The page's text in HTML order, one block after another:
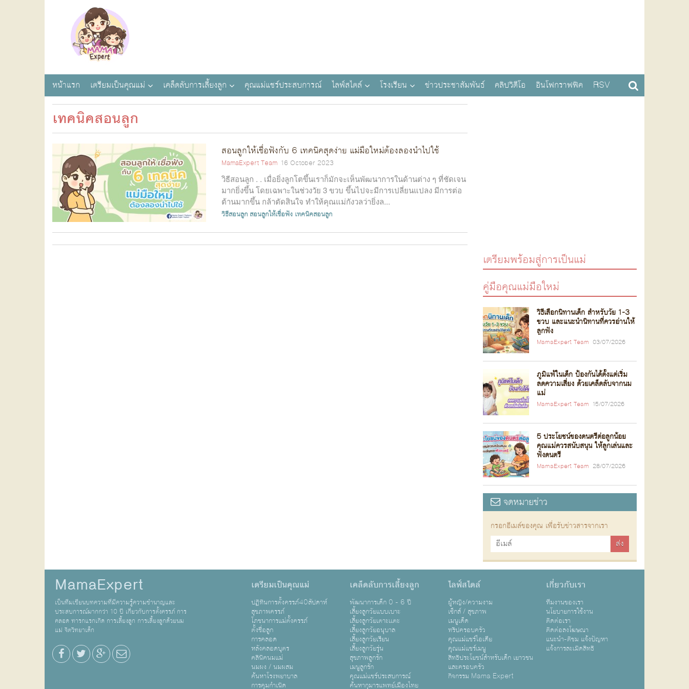
หน้าแรก เตรียมเป็นคุณแม่ เคล็ดลับการเลี้ยงลูก คุณแม่แชร์ประสบการณ์ ไลฟ์สไตล์ โรงเรียน ข่าวประชาสัมพันธ์ คลิปวิดีโอ อินโฟกราฟฟิค RSV
เทคนิคสอนลูก
สอนลูกให้เชื่อฟังกับ 6 เทคนิคสุดง่าย แม่มือใหม่ต้องลองนำไปใช้
MamaExpert Team 16 October 2023
วิธีสอนลูก . . เมื่อยิ่งลูกโตขึ้นเราก็มักจะเห็นพัฒนาการในด้านต่าง ๆ ที่ชัดเจน
มากยิ่งขึ้น โดยเฉพาะในช่วงวัย 3 ขวบ ขึ้นไปจะมีการเปลี่ยนแปลง มีการต่อ
ต้านมากขึ้น กล้าตัดสินใจ ทำให้คุณแม่กังวลว่ายิ่งล...
วิธีสอนลูก สอนลูกให้เชื่อฟัง เทคนิคสอนลูก
เตรียมพร้อมสู่การเป็นแม่
คู่มือคุณแม่มือใหม่
วิธีเลือกนิทานเด็ก สำหรับวัย 1-3
ขวบ และแนะนำนิทานที่ควรอ่านให้
ลูกฟัง
MamaExpert Team 03/07/2026
ภูมิแพ้ในเด็ก ป้องกันได้ตั้งแต่เริ่ม
ลดความเสี่ยง ด้วยเคล็ดลับจากนม
แม่
MamaExpert Team 15/07/2026
5 ประโยชน์ของดนตรีต่อลูกน้อย
คุณแม่ควรสนับสนุน ให้ลูกเล่นและ
ฟังดนตรี
MamaExpert Team 28/07/2026
จดหมายข่าว
กรอกอีเมล์ของคุณ เพื่อรับข่าวสารจากเรา
MamaExpert
เป็นทีมเขียนบทความที่มีความรู้ความชำนาญและ
ประสบการณ์มากกว่า 10 ปี เกี่ยวกับการตั้งครรภ์ การ
คลอด ทารกแรกเกิด การเลี้ยงลูก การเลี้ยงลูกด้วยนม
แม่ จิตวิทยาเด็ก
เตรียมเป็นคุณแม่
ปฏิทินการตั้งครรภ์40สัปดาห์
สุขภาพครรภ์
โภชนาการแม่ตั้งครรภ์
ตั้งชื่อลูก
การคลอด
หลังคลอดบุตร
คลินิคนมแม่
นมผง / นมผสม
ค้นหาโรงพยาบาล
การคุมกำเนิด
เคล็ดลับการเลี้ยงลูก
พัฒนาการเด็ก 0 - 6 ปี
เลี้ยงลูกวัยแบบเบาะ
เลี้ยงลูกวัยเตาะเเตะ
เลี้ยงลูกวัยอนุบาล
เลี้ยงลูกวัยเรียน
เลี้ยงลูกวัยรุ่น
สุขภาพลูกรัก
เมนูลูกรัก
คุณแม่แชร์ประสบการณ์
ค้นหากุมารแพทย์เมืองไทย
ไลฟ์สไตล์
ผู้หญิง/ความงาม
เซ็กส์ / สุขภาพ
เมนูเด็ด
ทริปครอบครัว
คุณแม่แชร์ไอเดีย
คุณแม่แชร์เมนู
สิทธิประโยชน์สำหรับเด็ก เยาวชน
และครอบครัว
กิจกรรม Mama Expert
เกี่ยวกับเรา
ทีมงานของเรา
นโยบายการใช้งาน
ติดต่อเรา
ติดต่อลงโฆษณา
แนะนำ-ติชม แจ้งปัญหา
แจ้งการละเมิดสิทธิ